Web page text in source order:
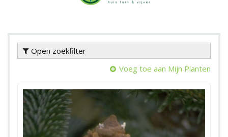
Open zoekfilter
Voeg toe aan Mijn Planten